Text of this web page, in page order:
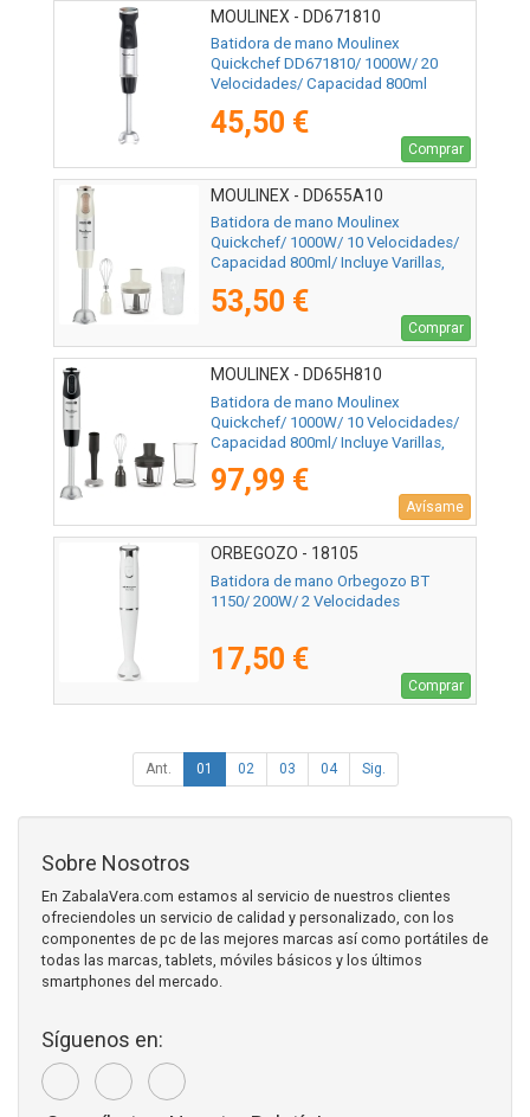
MOULINEX - DD671810
Batidora de mano Moulinex
Quickchef DD671810/ 1000W/ 20
Velocidades/ Capacidad 800ml
45,50 €
Comprar
MOULINEX - DD655A10
Batidora de mano Moulinex
Quickchef/ 1000W/ 10 Velocidades/
Capacidad 800ml/ Incluye Varillas,
53,50 €
Comprar
MOULINEX - DD65H810
Batidora de mano Moulinex
Quickchef/ 1000W/ 10 Velocidades/
Capacidad 800ml/ Incluye Varillas,
97,99 €
Avísame
ORBEGOZO - 18105
Batidora de mano Orbegozo BT
1150/ 200W/ 2 Velocidades
17,50 €
Comprar
Ant. 01 02 03 04 Sig.
Sobre Nosotros
En ZabalaVera.com estamos al servicio de nuestros clientes
ofreciendoles un servicio de calidad y personalizado, con los
componentes de pc de las mejores marcas así como portátiles de
todas las marcas, tablets, móviles básicos y los últimos
smartphones del mercado.
Síguenos en: